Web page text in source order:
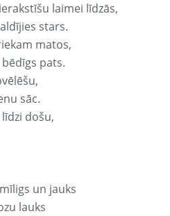
laimei līdzās,
stars.
matos,
pats.
sāc.
došu,
un jauks
lauks